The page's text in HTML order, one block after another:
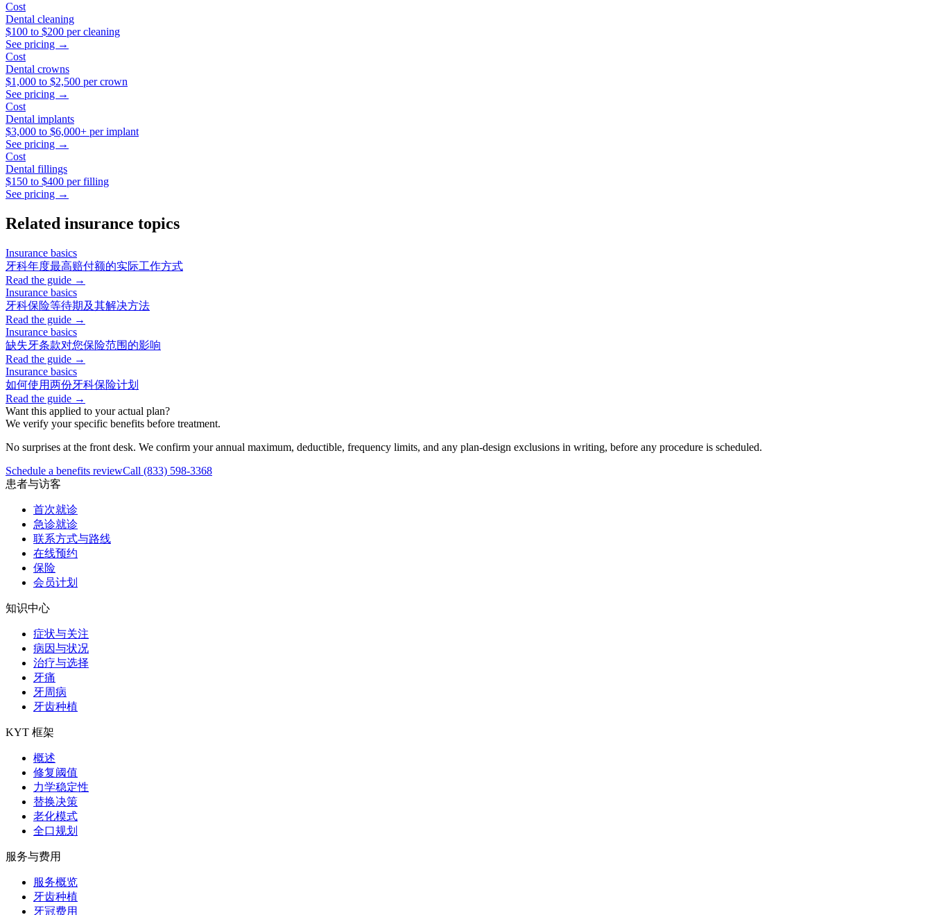
Cost
Dental cleaning
$100 to $200 per cleaning
See pricing →
Cost
Dental crowns
$1,000 to $2,500 per crown
See pricing →
Cost
Dental implants
$3,000 to $6,000+ per implant
See pricing →
Cost
Dental fillings
$150 to $400 per filling
See pricing →
Related insurance topics
Insurance basics
牙科年度最高赔付额的实际工作方式
Read the guide →
Insurance basics
牙科保险等待期及其解决方法
Read the guide →
Insurance basics
缺失牙条款对您保险范围的影响
Read the guide →
Insurance basics
如何使用两份牙科保险计划
Read the guide →
Want this applied to your actual plan?
We verify your specific benefits before treatment.
No surprises at the front desk. We confirm your annual maximum, deductible, frequency limits, and any plan-design exclusions in writing, before any procedure is scheduled.
Schedule a benefits reviewCall (833) 598-3368
患者与访客
首次就诊
急诊就诊
联系方式与路线
在线预约
保险
会员计划
知识中心
症状与关注
病因与状况
治疗与选择
牙痛
牙周病
牙齿种植
KYT 框架
概述
修复阈值
力学稳定性
替换决策
老化模式
全口规划
服务与费用
服务概览
牙齿种植
牙冠费用